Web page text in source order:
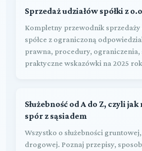
Sprzedaż udziałów spółki z
Kompletny przewodnik sprzedaży
spółce z ograniczoną
prawna, procedury, ograniczenia,
praktyczne wskazówki na 2025
Służebność od A do Z, czyli
spór z sąsiadem
Wszystko o służebności
drogowej. Poznaj przepisy,